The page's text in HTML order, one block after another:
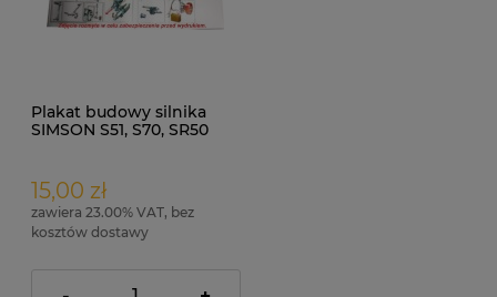
Plakat budowy silnika
SIMSON S51, S70, SR50
15,00 zł
zawiera 23.00% VAT, bez
kosztów dostawy